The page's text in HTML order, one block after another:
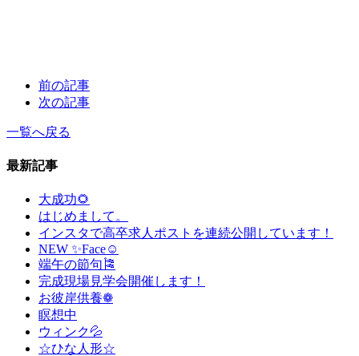
前の記事
次の記事
一覧へ戻る
最新記事
大成功🌻
はじめまして。
インスタで高卒求人ポストを連続公開しています！
NEW ✨Face☺
端午の節句🎏
完成現場見学会開催します！
お彼岸供養❁
瞑想中
ウィンク💦
☆ひな人形☆